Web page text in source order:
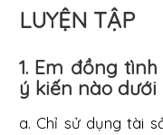
LUYỆN TẬP
1. Em đồng
ý kiến nào dưới
a. Chỉ sử dụng tài